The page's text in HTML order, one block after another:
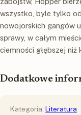
wszystko, byle tylko
nowojorskich gangów
sprawy, w całym
ciemności głębszej
Dodatkowe
Kategoria: Literatura